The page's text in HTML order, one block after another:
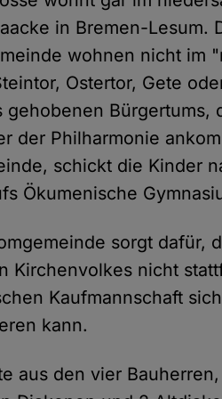
in Bremen-Lesum.
wohnen nicht im
Ostertor, Gete
Bürgertums,
der Philharmonie
schickt die Kinder
Ökumenische
sorgt dafür,
Kirchenvolkes nicht
Kaufmannschaft
kann.
aus den vier